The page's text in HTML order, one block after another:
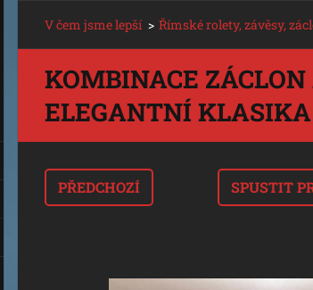
V čem jsme lepší > Římské rolety, závěsy,
KOMBINACE
ELEGANTNÍ KLASIKA
PŘEDCHOZÍ SPUSTIT